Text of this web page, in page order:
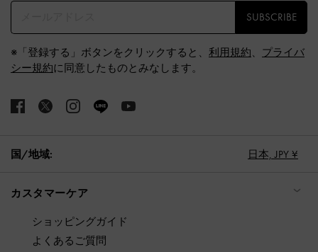
SUBSCRIBE
※「登録する」ボタンをクリックすると、 利用規約、 プライバ
シー規約に同意したものとみなします。
国/地域: 日本, JPY ¥
カスタマーケア
ショッピングガイド
よくあるご質問